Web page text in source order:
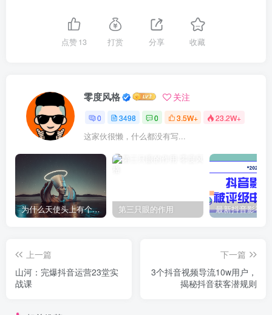
点赞13 打赏 分享 收藏
零度风格 关注
0 3498 0 3.5W+ 23.2W+
这家伙很懒，什么都没有写...
为什么天使头上有个圈？ 第三只眼的作用
上一篇
山河：完爆抖音运营23堂实
战课
下一篇
3个抖音视频导流10w用户，
揭秘抖音获客潜规则